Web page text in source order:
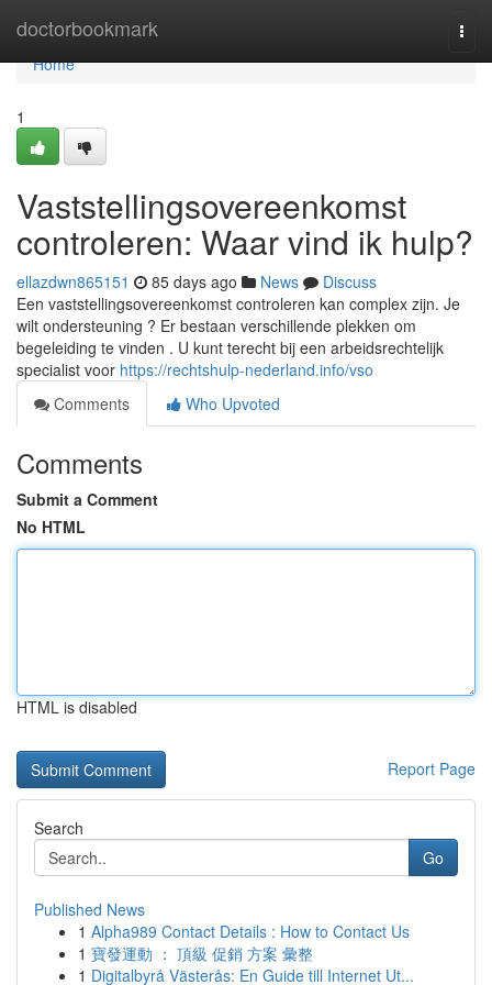
doctorbookmark
Home
Home
1
Vaststellingsovereenkomst
controleren: Waar vind ik hulp?
ellazdwn865151 85 days ago News
Discuss
Een vaststellingsovereenkomst controleren kan complex zijn. Je
wilt ondersteuning ? Er bestaan verschillende plekken om
begeleiding te vinden . U kunt terecht bij een arbeidsrechtelijk
specialist voor https://rechtshulp-nederland.info/vso
Comments
Who Upvoted
Comments
Submit a Comment
No HTML
HTML is disabled
Report Page
Search
Go
Published News
1 Alpha989 Contact Details : How to Contact Us
1 寶發運動 ： 頂級 促銷 方案 彙整
1 Digitalbyrå Västerås: En Guide till Internet Ut...